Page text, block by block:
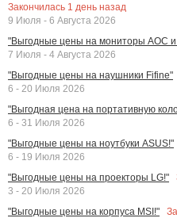
Закончилась 1 день назад
9 Июля - 6 Августа 2026
"Выгодные цены на мониторы AOC
7 Июля - 4 Августа 2026
"Выгодные цены на наушники Fifine"
6 - 20 Июля 2026
"Выгодная цена на портативную
6 - 31 Июля 2026
"Выгодные цены на ноутбуки ASUS!"
6 - 19 Июля 2026
"Выгодные цены на проекторы LG!"
3 - 20 Июля 2026
"Выгодные цены на корпуса MSI!"